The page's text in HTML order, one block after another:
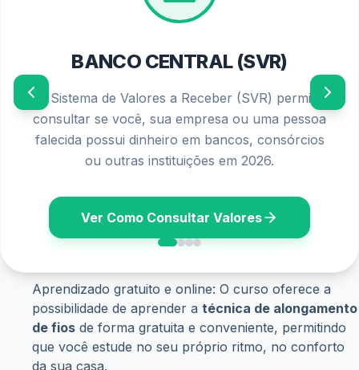
detalhado e poderá se tornar um
Principais tópicos abordados no curso:
Tipo de fios para alongamento
Cuidados prévios ao procedimento
Técnicas de aplicação de fios
Cuidados pós-alongamento
Detalhes sobre o conteúdo programático
curso de alongamento de fiosoferece uma abordagem
abrangente para que você possa desenvolver todas as
habilidades necessárias nessa técnica. Durante o curso,
você aprenderá sobre os diferentes tipos de fios
disponíveis no mercado, entendendo suas características
e propriedades. Além disso, serão abordados os cuidados
essenciais antes, durante e após o procedimento de